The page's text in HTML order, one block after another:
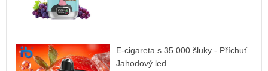
E-cigareta s 35 000 šluky - Příchuť
Jahodový led